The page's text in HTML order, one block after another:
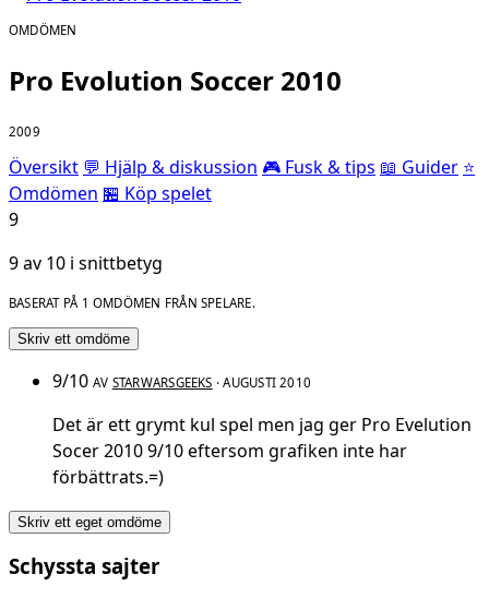
OMDÖMEN
Pro Evolution Soccer 2010
2009
Översikt 💬 Hjälp & diskussion 🎮 Fusk & tips 📖 Guider ⭐
Omdömen 🏪 Köp spelet
9
9 av 10 i snittbetyg
BASERAT PÅ 1 OMDÖMEN FRÅN SPELARE.
Skriv ett omdöme
9/10 AV STARWARSGEEKS · AUGUSTI 2010
Det är ett grymt kul spel men jag ger Pro Evelution
Socer 2010 9/10 eftersom grafiken inte har
förbättrats.=)
Skriv ett eget omdöme
Schyssta sajter